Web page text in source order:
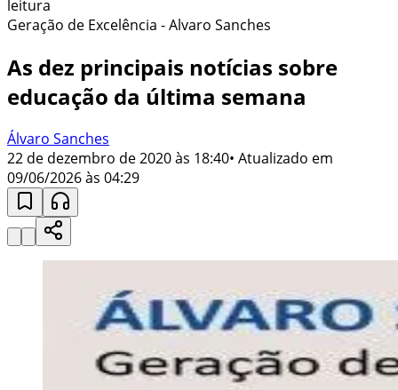
leitura
Geração de Excelência - Alvaro Sanches
As dez principais notícias sobre
educação da última semana
Álvaro Sanches
22 de dezembro de 2020 às 18:40• Atualizado em
09/06/2026 às 04:29